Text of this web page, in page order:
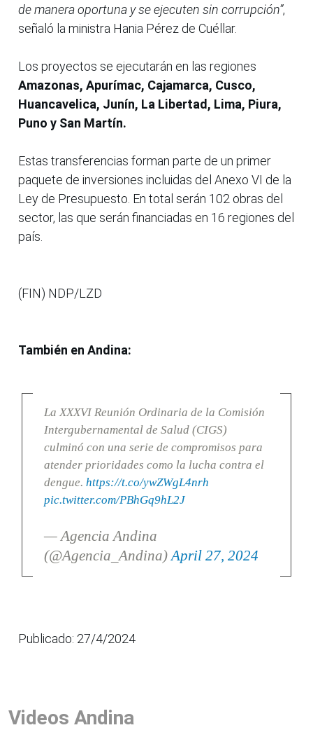
de manera oportuna y se ejecuten sin corrupción”,
señaló la ministra Hania Pérez de Cuéllar.
Los proyectos se ejecutarán en las regiones
Amazonas, Apurímac, Cajamarca, Cusco,
Huancavelica, Junín, La Libertad, Lima, Piura,
Puno y San Martín.
Estas transferencias forman parte de un primer
paquete de inversiones incluidas del Anexo VI de la
Ley de Presupuesto. En total serán 102 obras del
sector, las que serán financiadas en 16 regiones del
país.
(FIN) NDP/LZD
También en Andina:
La XXXVI Reunión Ordinaria de la Comisión
Intergubernamental de Salud (CIGS)
culminó con una serie de compromisos para
atender prioridades como la lucha contra el
dengue. https://t.co/ywZWgL4nrh
pic.twitter.com/PBhGq9hL2J
— Agencia Andina
(@Agencia_Andina)April 27, 2024
Publicado: 27/4/2024
Videos Andina